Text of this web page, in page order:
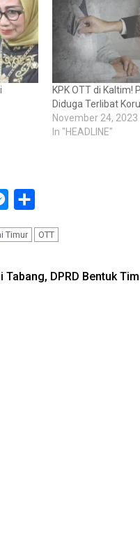
KPK OTT di Kaltim!
Diduga Terlibat
November 24, 2023
In "HEADLINE"
Messenger
Timur OTT
DPRD Bentuk Tim